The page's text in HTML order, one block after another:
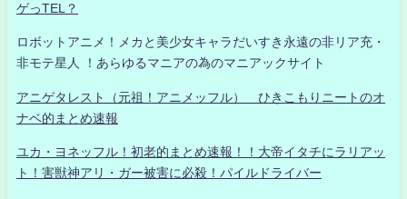
ゲっTEL？
ロボットアニメ！メカと美少女キャラだいすき永遠の非リア充・
非モテ星人 ！あらゆるマニアの為のマニアックサイト
アニゲタレスト（元祖！アニメッフル） ひきこもりニートのオ
ナベ的まとめ速報
ユカ・ヨネッフル！初老的まとめ速報！！大帝イタチにラリアッ
ト！害獣神アリ・ガー被害に必殺！パイルドライバー